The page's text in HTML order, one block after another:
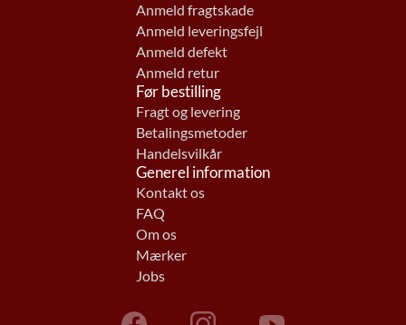
Anmeld fragtskade
Anmeld leveringsfejl
Anmeld defekt
Anmeld retur
Før bestilling
Fragt og levering
Betalingsmetoder
Handelsvilkår
Generel information
Kontakt os
FAQ
Om os
Mærker
Jobs